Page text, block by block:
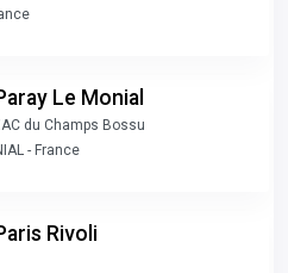
Le Monial
du Champs Bossu
- France
Rivoli